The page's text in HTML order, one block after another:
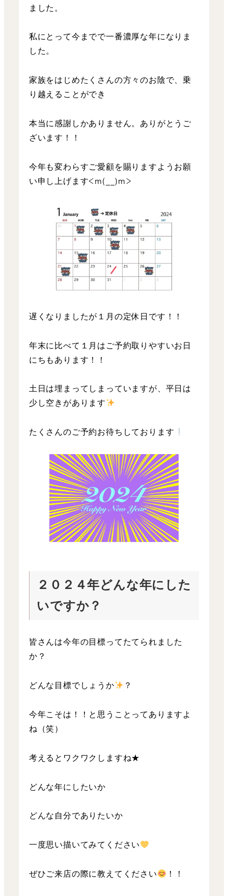
ました。
私にとって今までで一番濃厚な年になりま
した。
家族をはじめたくさんの方々のお陰で、乗
り越えることができ
本当に感謝しかありません。ありがとうご
ざいます！！
今年も変わらすご愛顧を賜りますようお願
い申し上げます<m(__)m>
遅くなりましたが１月の定休日です！！
年末に比べて１月はご予約取りやすいお日
にちもあります！！
土日は埋まってしまっていますが、平日は
少し空きがあります
たくさんのご予約お待ちしております
２０２４年どんな年にした
いですか？
皆さんは今年の目標ってたてられました
か？
どんな目標でしょうか ？
今年こそは！！と思うことってありますよ
ね（笑）
考えるとワクワクしますね★
どんな年にしたいか
どんな自分でありたいか
一度思い描いてみてください
ぜひご来店の際に教えてください ！！